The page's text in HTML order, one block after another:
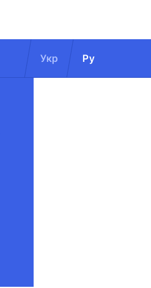
Укр Ру